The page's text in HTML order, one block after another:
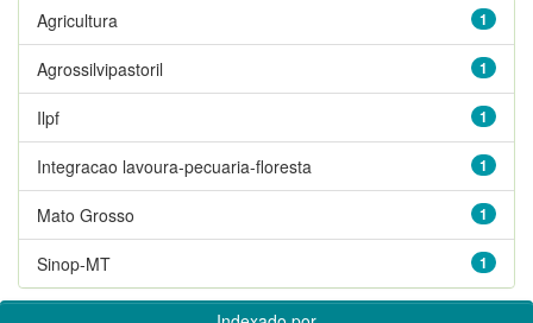
1
Agricultura
1
Agrossilvipastoril
1
Ilpf
1
Integracao lavoura-pecuaria-floresta
1
Mato Grosso
1
Sinop-MT